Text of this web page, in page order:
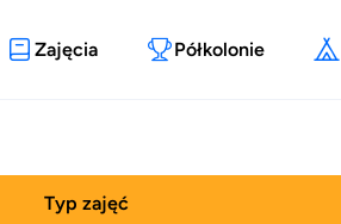
Zajęcia Półkolonie
Typ zajęć